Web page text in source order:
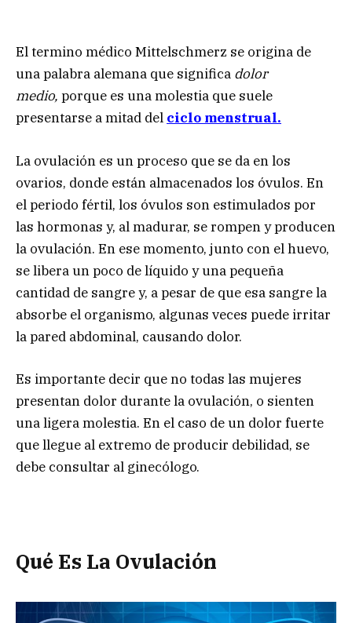
El termino médico Mittelschmerz se origina de
una palabra alemana que significa dolor
medio, porque es una molestia que suele
presentarse a mitad del ciclo menstrual.
La ovulación es un proceso que se da en los
ovarios, donde están almacenados los óvulos. En
el periodo fértil, los óvulos son estimulados por
las hormonas y, al madurar, se rompen y producen
la ovulación. En ese momento, junto con el huevo,
se libera un poco de líquido y una pequeña
cantidad de sangre y, a pesar de que esa sangre la
absorbe el organismo, algunas veces puede irritar
la pared abdominal, causando dolor.
Es importante decir que no todas las mujeres
presentan dolor durante la ovulación, o sienten
una ligera molestia. En el caso de un dolor fuerte
que llegue al extremo de producir debilidad, se
debe consultar al ginecólogo.
Qué Es La Ovulación